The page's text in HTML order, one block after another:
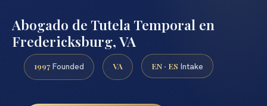
Abogado de Tutela Temporal en
Fredericksburg, VA
1997 Founded VA EN · ES Intake